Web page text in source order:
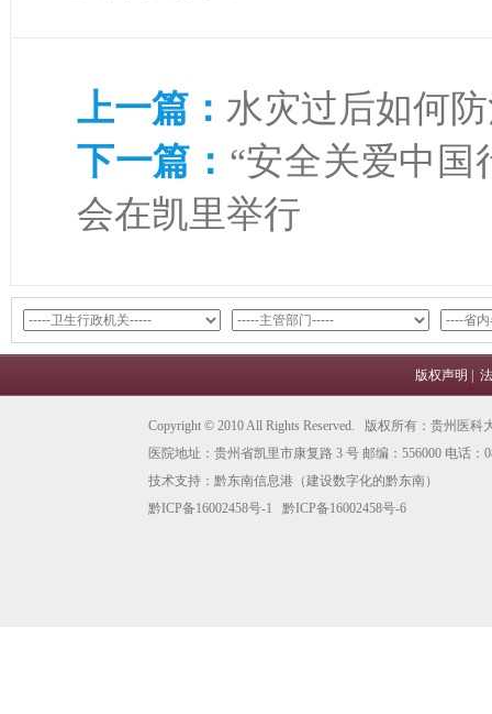
上一篇： 水灾过后如何
下一篇： “安全关爱中国
会在凯里举行
版权声明
Copyright © 2010 All Rights Reserved. 版权所有：贵州医科
医院地址：贵州省凯里市康复路 3 号 邮编：556000 电话：
技术支持： 黔东南信息港 （建设数字化的黔东南）
黔ICP备16002458号-1
黔ICP备16002458号-6